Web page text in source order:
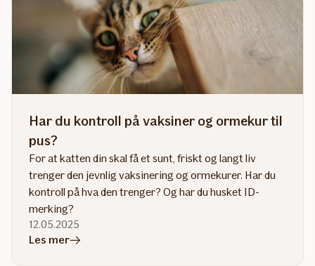
Hvilken
katterase
passer
deg?
Har du kontroll på vaksiner og ormekur til
pus?
For at katten din skal få et sunt, friskt og langt liv
trenger den jevnlig vaksinering og ormekurer. Har du
kontroll på hva den trenger? Og har du husket ID-
merking?
12.05.2025
Les meri